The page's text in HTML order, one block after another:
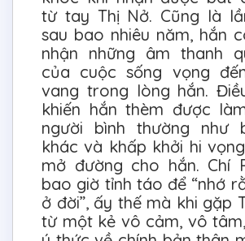
từ tay Thị Nở. Cũng là
sau bao nhiêu năm, hắn
nhận những âm thanh
của cuộc sống vọng
vang trong lòng hắn.
khiến hắn thèm được
người bình thường như
khác và khấp khởi hi
mở đường cho hắn. Chí
bao giờ tỉnh táo để “nhớ
ở đời”, ấy thế mà khi gặp
từ một kẻ vô cảm, vô